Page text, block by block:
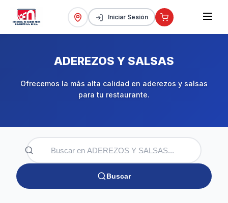
Iniciar Sesión
ADEREZOS Y SALSAS
Ofrecemos la más alta calidad en aderezos y salsas
para tu restaurante.
Buscar